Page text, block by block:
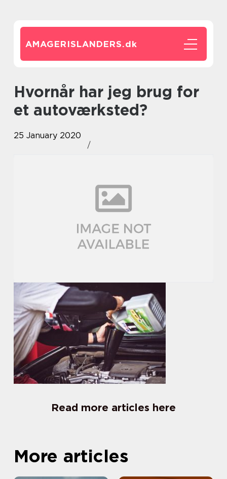
AMAGERISLANDERS.dk
Hvornår har jeg brug for
et autoværksted?
25 January 2020
Read more articles here
More articles